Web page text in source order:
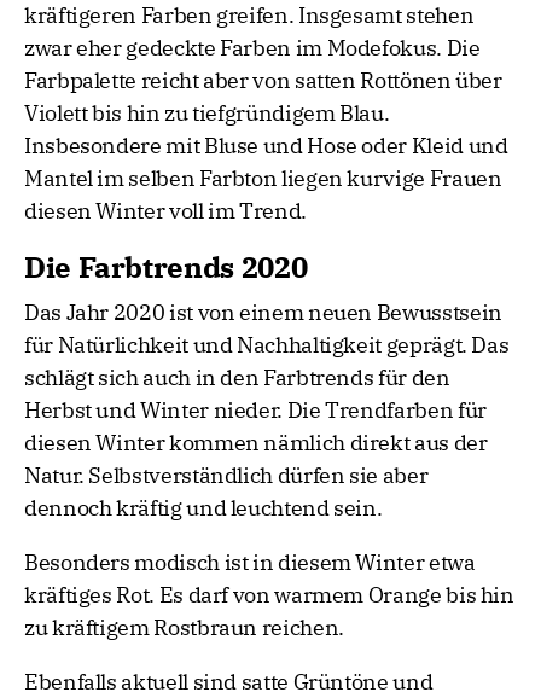
kräftigeren Farben greifen. Insgesamt stehen
zwar eher gedeckte Farben im Modefokus. Die
Farbpalette reicht aber von satten Rottönen über
Violett bis hin zu tiefgründigem Blau.
Insbesondere mit Bluse und Hose oder Kleid und
Mantel im selben Farbton liegen kurvige Frauen
diesen Winter voll im Trend.
Die Farbtrends 2020
Das Jahr 2020 ist von einem neuen Bewusstsein
für Natürlichkeit und Nachhaltigkeit geprägt. Das
schlägt sich auch in den Farbtrends für den
Herbst und Winter nieder. Die Trendfarben für
diesen Winter kommen nämlich direkt aus der
Natur. Selbstverständlich dürfen sie aber
dennoch kräftig und leuchtend sein.
Besonders modisch ist in diesem Winter etwa
kräftiges Rot. Es darf von warmem Orange bis hin
zu kräftigem Rostbraun reichen.
Ebenfalls aktuell sind satte Grüntöne und